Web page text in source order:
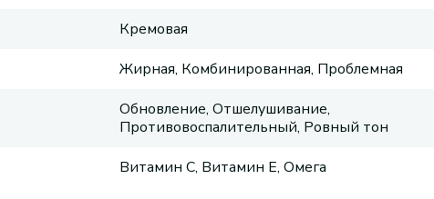
Кремовая
Жирная, Комбинированная, Проблемная
Обновление, Отшелушивание,
Противовоспалительный, Ровный тон
Витамин C, Витамин E, Омега